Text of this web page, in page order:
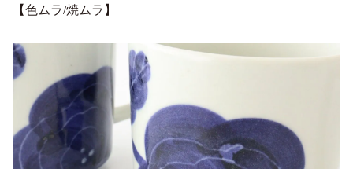
【色ムラ/焼ムラ】